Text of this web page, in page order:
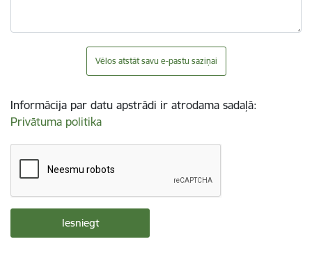
Vēlos atstāt savu e-pastu saziņai
Informācija par datu apstrādi ir atrodama sadaļā:
Privātuma politika